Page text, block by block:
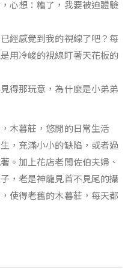
心想：糟了，我要被迫體驗
經感覺到我的視線了吧？每
用冷峻的視線盯著天花板的
得那玩意，為什麼是小弟弟
木暮莊，悠閒的日常生活
，充滿小小的缺陷，或者過
。加上花店老闆佐伯夫婦、
，老是神龍見首不見尾的攝
使得老舊的木暮莊，每天都